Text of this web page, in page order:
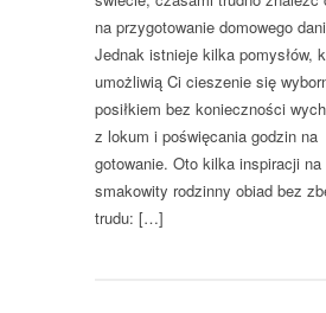
na przygotowanie domowego
Jednak istnieje kilka pomysłów,
umożliwią Ci cieszenie się
posiłkiem bez konieczności
z lokum i poświęcania godzin na
gotowanie. Oto kilka inspiracji na
smakowity rodzinny obiad bez
trudu: […]